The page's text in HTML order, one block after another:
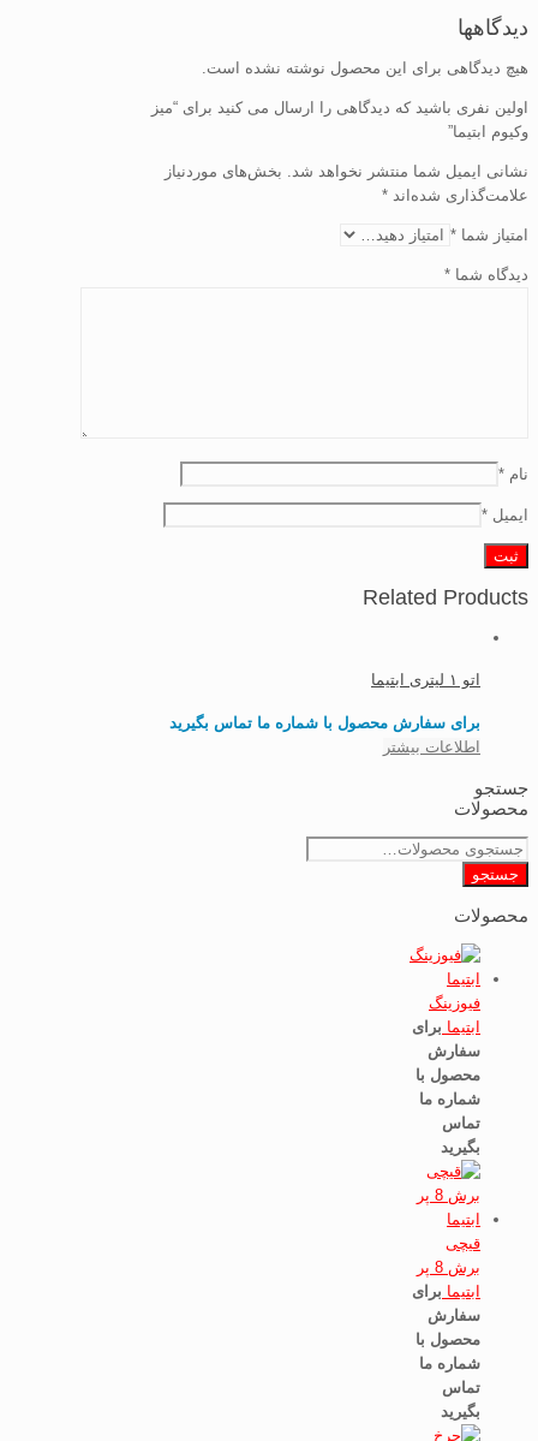
دیدگاهها
هیچ دیدگاهی برای این محصول نوشته نشده است.
اولین نفری باشید که دیدگاهی را ارسال می کنید برای “میز
وکیوم ابتیما”
نشانی ایمیل شما منتشر نخواهد شد. بخش‌های موردنیاز
علامت‌گذاری شده‌اند *
امتیاز شما *
دیدگاه شما *
نام *
ایمیل *
Related Products
اتو ۱ لیتری ابتیما
برای سفارش محصول با شماره ما تماس بگیرید
اطلاعات بیشتر
جستجو
محصولات
جستجو
برای:
جستجو
محصولات
فیوزینگ
ابتیما برای
سفارش
محصول با
شماره ما
تماس
بگیرید
قیچی
برش 8 پر
ابتیما برای
سفارش
محصول با
شماره ما
تماس
بگیرید